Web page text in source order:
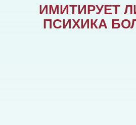
ИМИТИРУЕТ
ПСИХИКА